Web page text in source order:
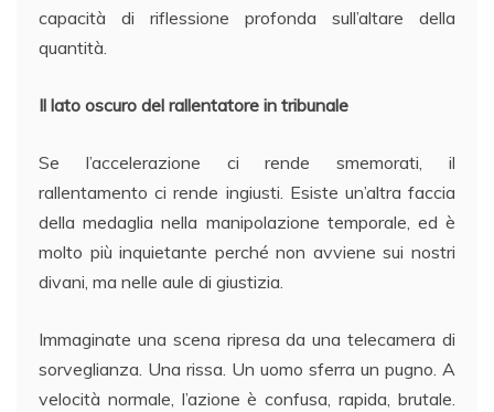
capacità di riflessione profonda sull’altare della
quantità.
Il lato oscuro del rallentatore in tribunale
Se l’accelerazione ci rende smemorati, il
rallentamento ci rende ingiusti. Esiste un’altra faccia
della medaglia nella manipolazione temporale, ed è
molto più inquietante perché non avviene sui nostri
divani, ma nelle aule di giustizia.
Immaginate una scena ripresa da una telecamera di
sorveglianza. Una rissa. Un uomo sferra un pugno. A
velocità normale, l’azione è confusa, rapida, brutale.